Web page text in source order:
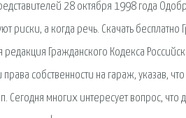
28 октября 1998 года
риски, а когда речь. Скачать бесплатно
редакция Гражданского Кодекса
собственности на гараж, указав,
Сегодня многих интересует вопрос, что